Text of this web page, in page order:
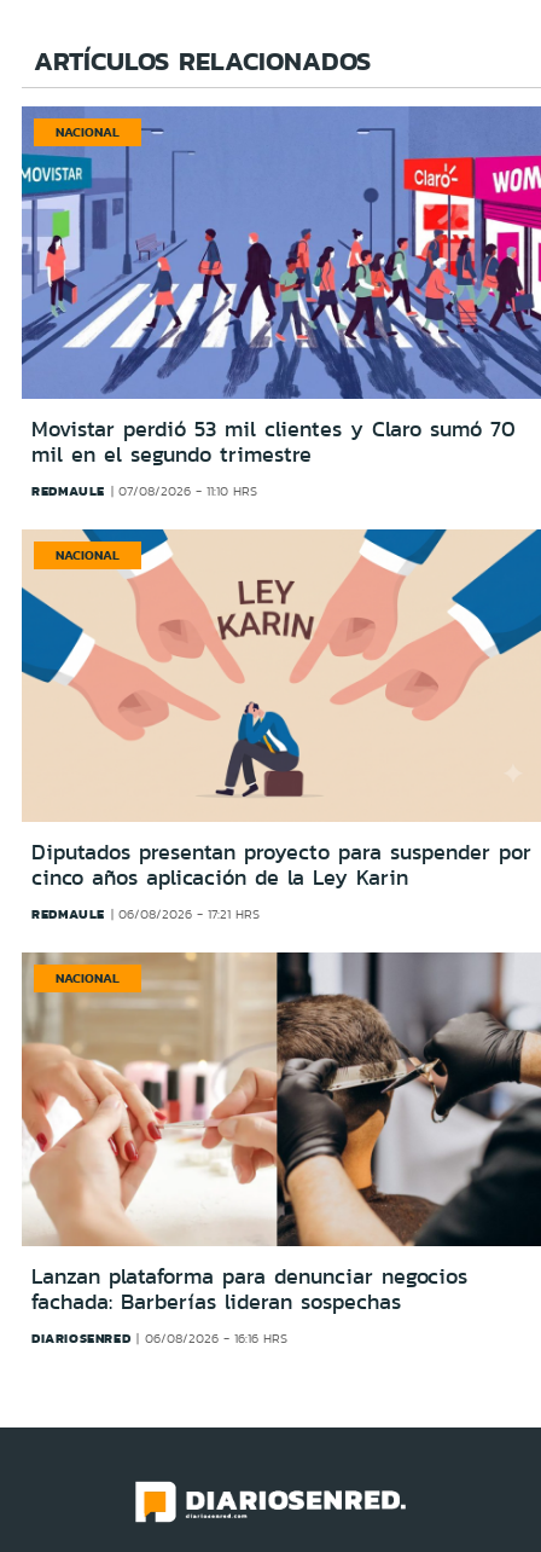
ARTÍCULOS RELACIONADOS
NACIONAL
Movistar perdió 53 mil clientes y Claro sumó 70
mil en el segundo trimestre
REDMAULE 07/08/2026 - 11:10 HRS
NACIONAL
Diputados presentan proyecto para suspender por
cinco años aplicación de la Ley Karin
REDMAULE 06/08/2026 - 17:21 HRS
NACIONAL
Lanzan plataforma para denunciar negocios
fachada: Barberías lideran sospechas
DIARIOSENRED 06/08/2026 - 16:16 HRS